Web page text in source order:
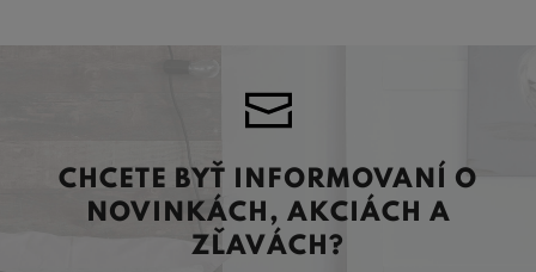
CHCETE BYŤ INFORMOVANÍ O
NOVINKÁCH, AKCIÁCH A
ZĽAVÁCH?